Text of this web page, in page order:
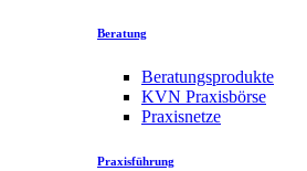
Beratung
Beratungsprodukte
KVN Praxisbörse
Praxisnetze
Praxisführung